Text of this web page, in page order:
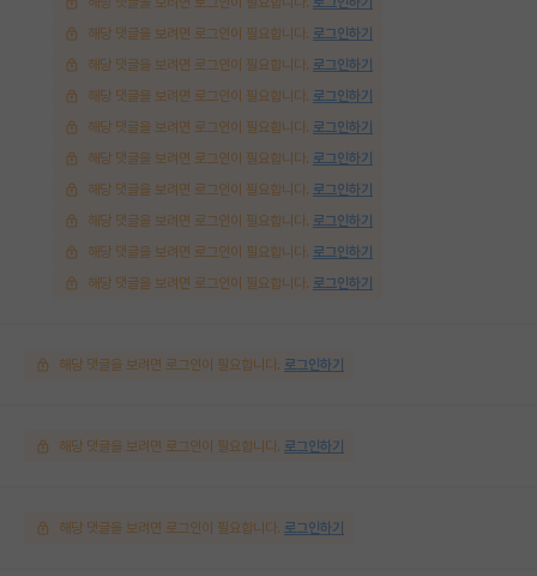
해당 댓글을 보려면 로그인이 필요합니다. 로그인하기
해당 댓글을 보려면 로그인이 필요합니다. 로그인하기
해당 댓글을 보려면 로그인이 필요합니다. 로그인하기
해당 댓글을 보려면 로그인이 필요합니다. 로그인하기
해당 댓글을 보려면 로그인이 필요합니다. 로그인하기
해당 댓글을 보려면 로그인이 필요합니다. 로그인하기
해당 댓글을 보려면 로그인이 필요합니다. 로그인하기
해당 댓글을 보려면 로그인이 필요합니다. 로그인하기
해당 댓글을 보려면 로그인이 필요합니다. 로그인하기
해당 댓글을 보려면 로그인이 필요합니다. 로그인하기
해당 댓글을 보려면 로그인이 필요합니다. 로그인하기
해당 댓글을 보려면 로그인이 필요합니다. 로그인하기